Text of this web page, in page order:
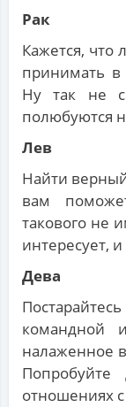
Рак
Кажется,
принимать
Ну так не
полюбуются
Лев
Найти
вам
такового не
интересует,
Дева
командной
налаженное
Попробуйте
отношениях